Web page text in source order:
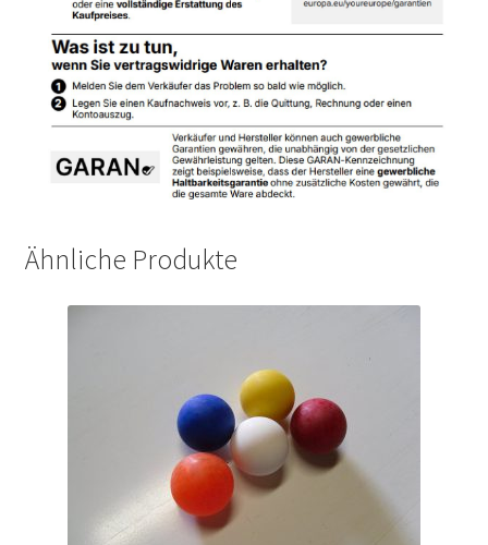
Ähnliche Produkte